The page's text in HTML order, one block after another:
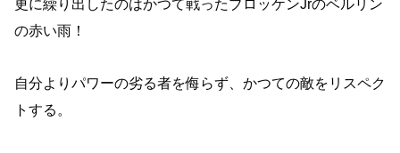
更に繰り出したのはかつて戦ったブロッケンJrのベルリン
の赤い雨！
自分よりパワーの劣る者を侮らず、かつての敵をリスペク
トする。